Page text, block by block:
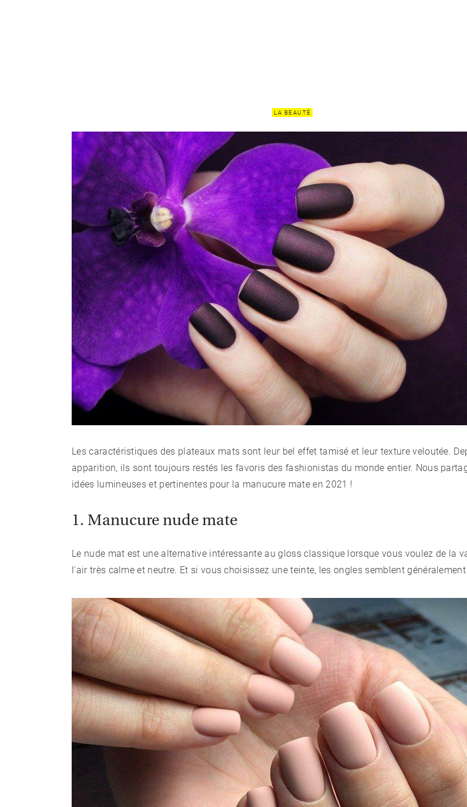
LA BEAUTÉ
Les caractéristiques des plateaux mats sont leur bel effet tamisé et leur texture veloutée.
apparition, ils sont toujours restés les favoris des fashionistas du monde entier. Nous
idées lumineuses et pertinentes pour la manucure mate en 2021 !
1. Manucure nude mate
Le nude mat est une alternative intéressante au gloss classique lorsque vous voulez de la
l'air très calme et neutre. Et si vous choisissez une teinte, les ongles semblent généralement
CÉLÉBRITÉS
LA BEAUTÉ
MODE DE VIE
MAISON ET FAMILLE
RECETTES
CHALET D'ÉTÉ ET